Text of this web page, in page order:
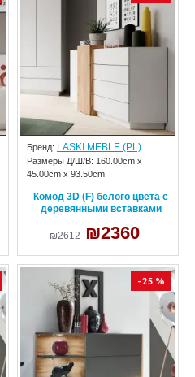
Бренд: LASKI MEBLE (PL)
Размеры Д/Ш/В: 160.00cm x
45.00cm x 93.50cm
Комод 3D (F) белого цвета с
деревянными вставками
₪2612 ₪2360
-25 %